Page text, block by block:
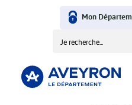
menu
Mon